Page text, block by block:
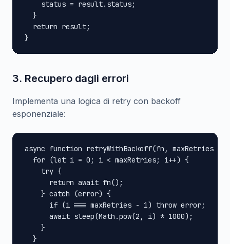
    status = result.status;
  }
  return result;
}
3. Recupero dagli errori
Implementa una logica di retry con backoff
esponenziale:
async function retryWithBackoff(fn, maxRetries =
  for (let i = 0; i < maxRetries; i++) {
    try {
      return await fn();
    } catch (error) {
      if (i === maxRetries - 1) throw error;
      await sleep(Math.pow(2, i) * 1000);
    }
  }